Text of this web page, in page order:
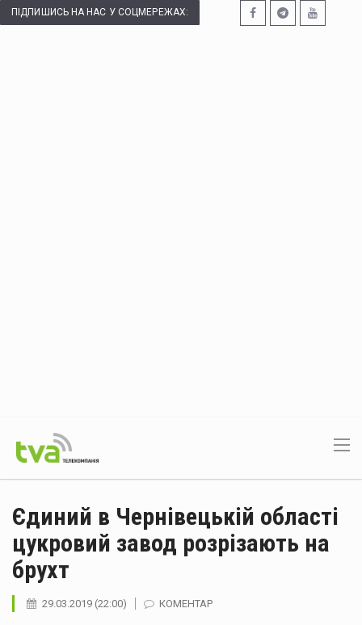
ПІДПИШИСЬ НА НАС У СОЦМЕРЕЖАХ:
Єдиний в Чернівецькій області
цукровий завод розрізають на
брухт
29.03.2019 (22:00) КОМЕНТАР